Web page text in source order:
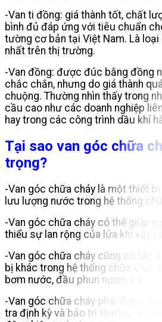
-Van ti đồng: giá thành tốt, chất
bình đủ đáp ứng với tiêu chuẩn
tường cơ bản tại Việt Nam. Là loại
nhất trên thị trường.
-Van đồng: được đúc bằng đồng
chắc chắn, nhưng do giá thành
chuộng. Thường nhìn thấy trong
cầu cao như các doanh nghiệp
hay trong các công trình dầu khí
Tại sao van góc chữa
trọng?
-Van góc chữa cháy là một thiết
lưu lượng nước trong hệ thống
-Van góc chữa cháy có thể giúp
thiểu sự lan rộng của lửa khi xảy
-Van góc chữa cháy cũng có tác
bị khác trong hệ thống chữa cháy
bơm nước, đầu phun nước, v.v.
-Van góc chữa cháy phải được
tra định kỳ và bảo trì thường